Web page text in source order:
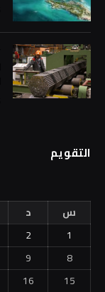
التقويم
س
د
1
2
8
9
15
16